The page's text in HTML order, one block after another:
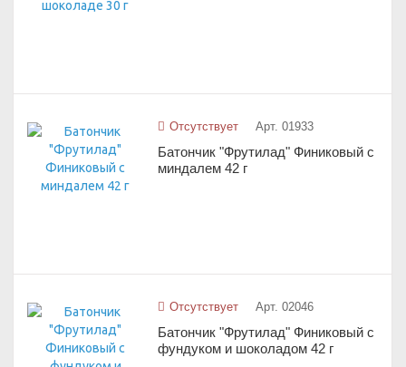
Отсутствует Арт. 01933
Батончик "Фрутилад" Финиковый с
миндалем 42 г
Отсутствует Арт. 02046
Батончик "Фрутилад" Финиковый с
фундуком и шоколадом 42 г